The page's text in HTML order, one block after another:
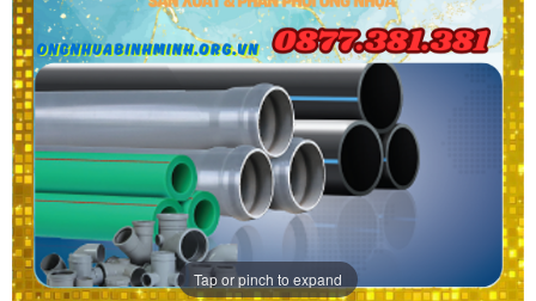
Tap or pinch to expand